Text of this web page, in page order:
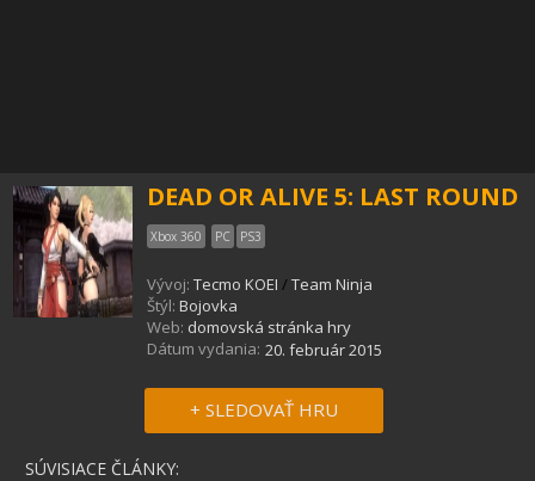
DEAD OR ALIVE 5: LAST ROUND
Xbox 360 PC PS3
Vývoj: Tecmo KOEI / Team Ninja
Štýl: Bojovka
Web: domovská stránka hry
Dátum vydania: 20. február 2015
+ SLEDOVAŤ HRU
SÚVISIACE ČLÁNKY: